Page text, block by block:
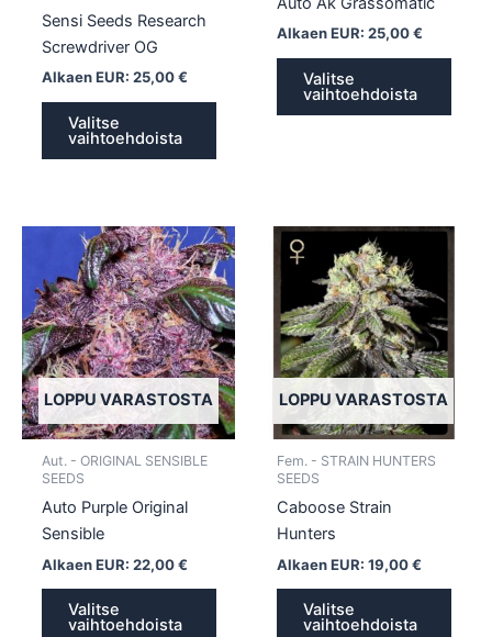
Sensi Seeds Research
Screwdriver OG
Alkaen EUR: 25,00€
Valitse
vaihtoehdoista
Alkaen EUR: 25,00€
Valitse
vaihtoehdoista
LOPPU VARASTOSTA
Aut. - ORIGINAL SENSIBLE
SEEDS
Auto Purple Original
Sensible
Alkaen EUR: 22,00€
Valitse
vaihtoehdoista
Tällä
tuotteella
on
useampi
muunnelma.
Voit
tehdä
valinnat
LOPPU VARASTOSTA
Fem. - STRAIN HUNTERS
SEEDS
Caboose Strain
Hunters
Alkaen EUR: 19,00€
Valitse
vaihtoehdoista